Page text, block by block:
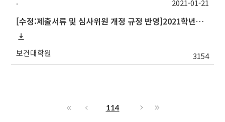
-
[수정:제출서류 및 심사위원 개정 규정 반영]2021학년도 1학기 논문작성계획서 제출 안내(Thesis Proposal)
보건대학원 3154
2021-01-21
114